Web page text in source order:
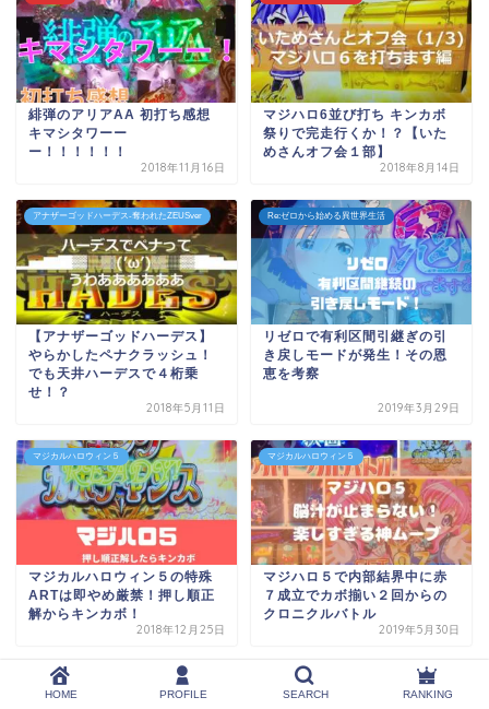
緋弾のアリアAA 初打ち感想
キマシタワーー
ー！！！！！！
2018年11月16日
マジハロ6並び打ち キンカボ
祭りで完走行くか！？【いた
めさんオフ会１部】
2018年8月14日
アナザーゴッドハーデス-奪われたZEUSver
【アナザーゴッドハーデス】
やらかしたペナクラッシュ！
でも天井ハーデスで４桁乗
せ！？
2018年5月11日
Re:ゼロから始める異世界生活
リゼロで有利区間引継ぎの引
き戻しモードが発生！その恩
恵を考察
2019年3月29日
マジカルハロウィン５
マジカルハロウィン５の特殊
ARTは即やめ厳禁！押し順正
解からキンカボ！
2018年12月25日
マジカルハロウィン５
マジハロ５で内部結界中に赤
７成立でカボ揃い２回からの
クロニクルバトル
2019年5月30日
HOME PROFILE SEARCH RANKING